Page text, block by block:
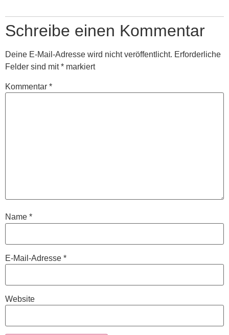
Schreibe einen Kommentar
Deine E-Mail-Adresse wird nicht veröffentlicht. Erforderliche
Felder sind mit* markiert
Kommentar *
Name *
E-Mail-Adresse *
Website